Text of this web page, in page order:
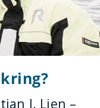
J. Lien –